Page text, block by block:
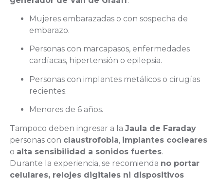
Mujeres embarazadas o con sospecha de
embarazo.
Personas con marcapasos, enfermedades
cardíacas, hipertensión o epilepsia.
Personas con implantes metálicos o cirugías
recientes.
Menores de 6 años.
Tampoco deben ingresar a la Jaula de Faraday
personas con claustrofobia, implantes cocleares
o alta sensibilidad a sonidos fuertes.
Durante la experiencia, se recomienda no portar
celulares, relojes digitales ni dispositivos